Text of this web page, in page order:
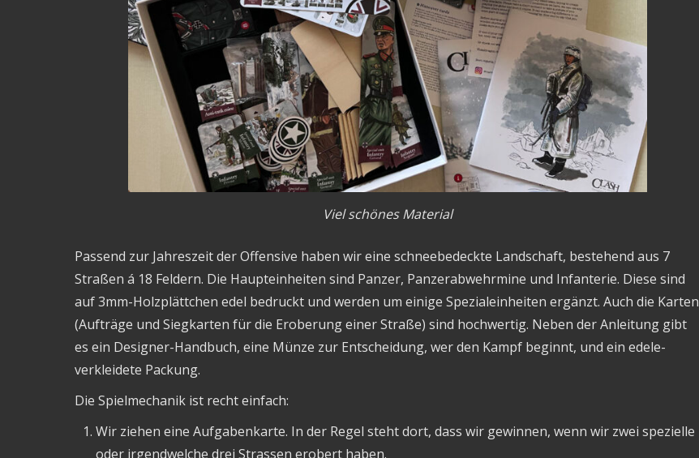
Viel schönes Material
Passend zur Jahreszeit der Offensive haben wir eine schneebedeckte Landschaft, bestehend aus 7
Straßen á 18 Feldern. Die Haupteinheiten sind Panzer, Panzerabwehrmine und Infanterie. Diese sind
auf 3mm-Holzplättchen edel bedruckt und werden um einige Spezialeinheiten ergänzt. Auch die Karten
(Aufträge und Siegkarten für die Eroberung einer Straße) sind hochwertig. Neben der Anleitung gibt
es ein Designer-Handbuch, eine Münze zur Entscheidung, wer den Kampf beginnt, und ein edele-
verkleidete Packung.
Die Spielmechanik ist recht einfach:
Wir ziehen eine Aufgabenkarte. In der Regel steht dort, dass wir gewinnen, wenn wir zwei spezielle
oder irgendwelche drei Strassen erobert haben.